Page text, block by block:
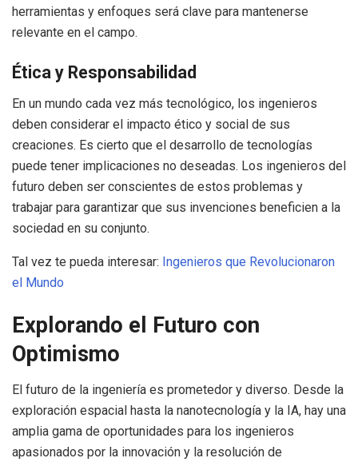
herramientas y enfoques será clave para mantenerse
relevante en el campo.
Ética y Responsabilidad
En un mundo cada vez más tecnológico, los ingenieros
deben considerar el impacto ético y social de sus
creaciones. Es cierto que el desarrollo de tecnologías
puede tener implicaciones no deseadas. Los ingenieros del
futuro deben ser conscientes de estos problemas y
trabajar para garantizar que sus invenciones beneficien a la
sociedad en su conjunto.
Tal vez te pueda interesar: Ingenieros que Revolucionaron
el Mundo
Explorando el Futuro con
Optimismo
El futuro de la ingeniería es prometedor y diverso. Desde la
exploración espacial hasta la nanotecnología y la IA, hay una
amplia gama de oportunidades para los ingenieros
apasionados por la innovación y la resolución de